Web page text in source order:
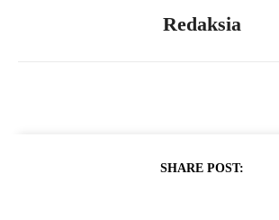
Redaksia
SHARE POST: